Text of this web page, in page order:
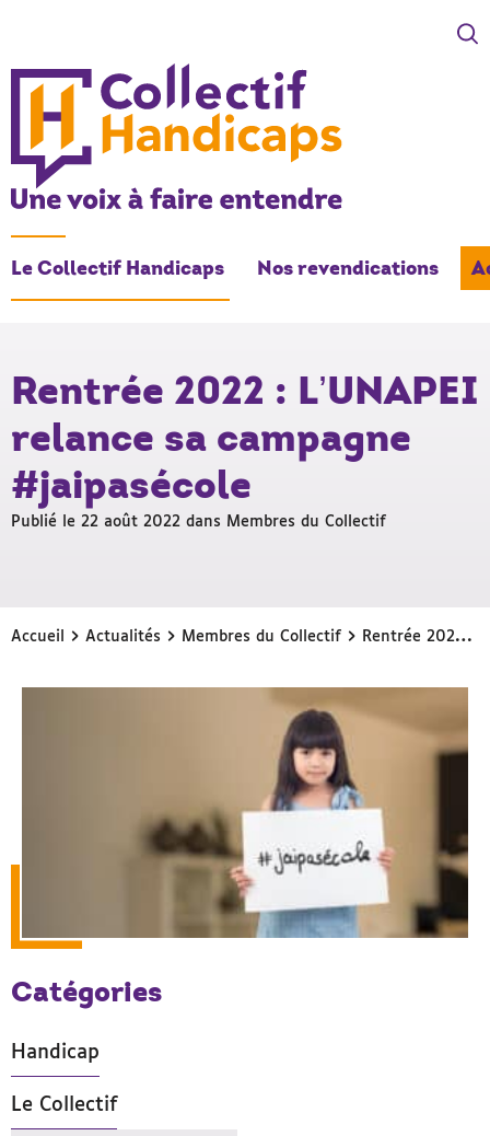
COLLECTIF HANDICAPS
Une voix à faire entendre
Le Collectif Handicaps Nos revendications
-
Rentrée 2022 : L’UNAPEI
relance sa campagne
#jaipasécole
Publié le 22 août 2022 dans Membres du Collectif
Accueil › Actualités › Membres du Collectif › Rentrée 2022 : L’UNAPEI relance sa campagne #jaipasécole
Catégories
Handicap
Le Collectif